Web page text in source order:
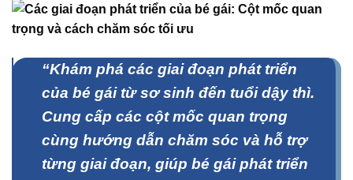
“Khám phá các giai đoạn phát triển
của bé gái từ sơ sinh đến tuổi dậy thì.
Cung cấp các cột mốc quan trọng
cùng hướng dẫn chăm sóc và hỗ trợ
từng giai đoạn, giúp bé gái phát triển